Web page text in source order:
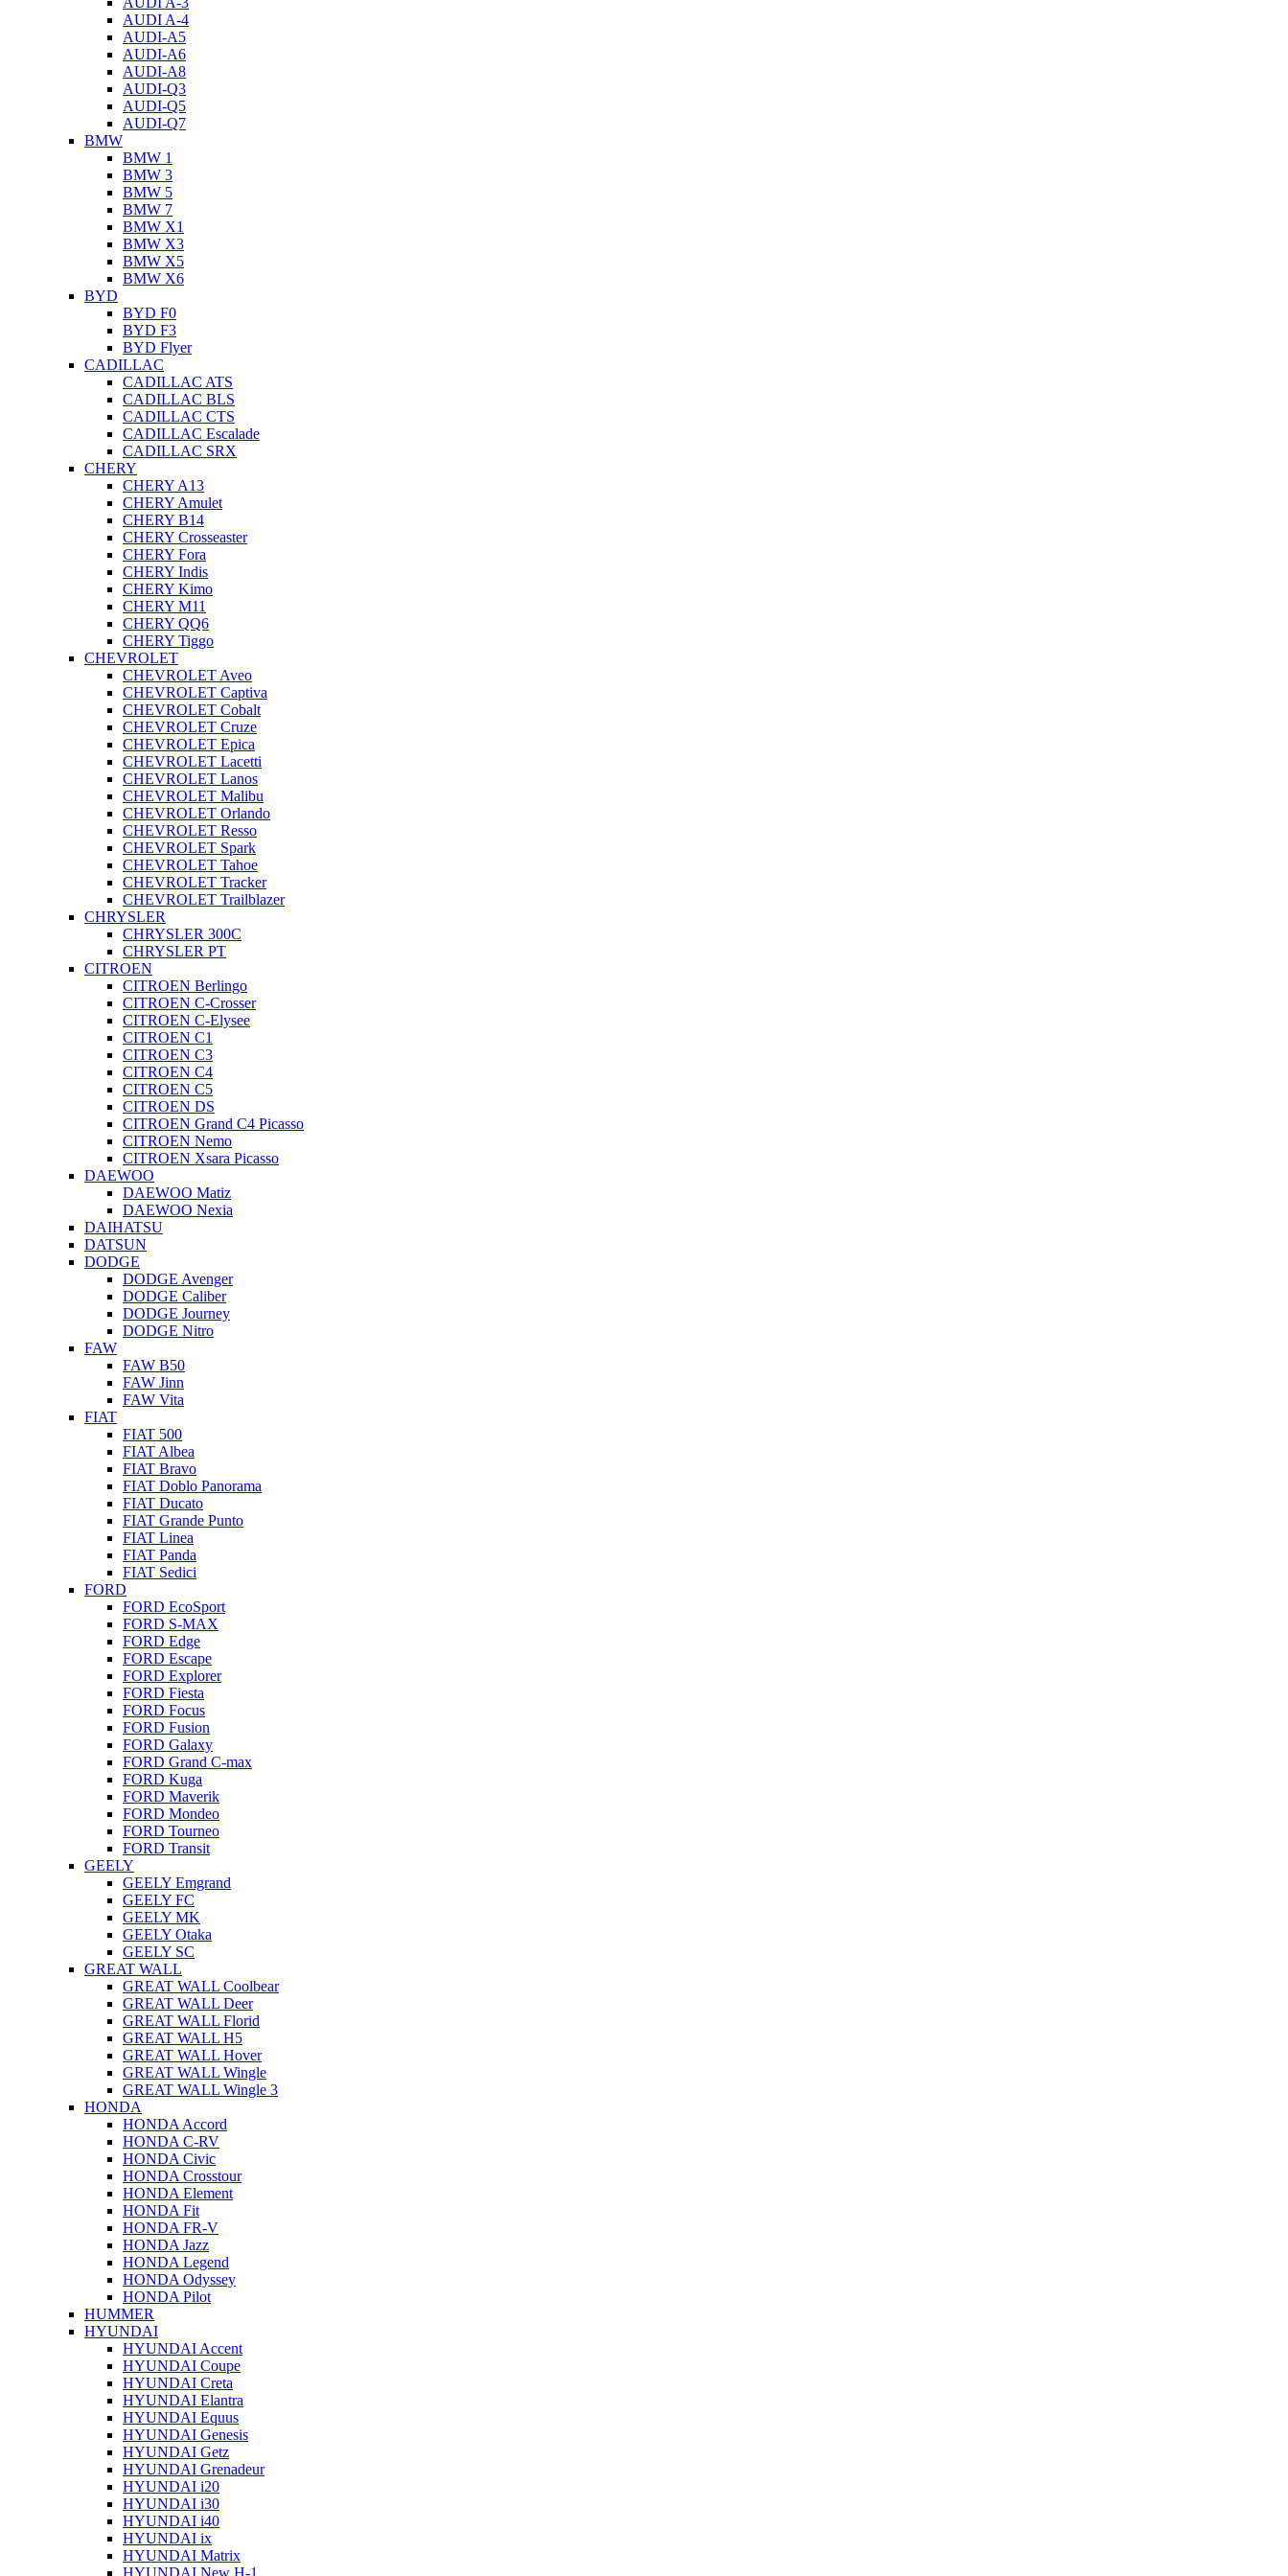
AUDI A-4
AUDI-A5
AUDI-A6
AUDI-A8
AUDI-Q3
AUDI-Q5
AUDI-Q7
BMW
BMW 1
BMW 3
BMW 5
BMW 7
BMW X1
BMW X3
BMW X5
BMW X6
BYD
BYD F0
BYD F3
BYD Flyer
CADILLAC
CADILLAC ATS
CADILLAC BLS
CADILLAC CTS
CADILLAC Escalade
CADILLAC SRX
CHERY
CHERY A13
CHERY Amulet
CHERY B14
CHERY Crosseaster
CHERY Fora
CHERY Indis
CHERY Kimo
CHERY M11
CHERY QQ6
CHERY Tiggo
CHEVROLET
CHEVROLET Aveo
CHEVROLET Captiva
CHEVROLET Cobalt
CHEVROLET Cruze
CHEVROLET Epica
CHEVROLET Lacetti
CHEVROLET Lanos
CHEVROLET Malibu
CHEVROLET Orlando
CHEVROLET Resso
CHEVROLET Spark
CHEVROLET Tahoe
CHEVROLET Tracker
CHEVROLET Trailblazer
CHRYSLER
CHRYSLER 300C
CHRYSLER PT
CITROEN
CITROEN Berlingo
CITROEN C-Crosser
CITROEN C-Elysee
CITROEN C1
CITROEN C3
CITROEN C4
CITROEN C5
CITROEN DS
CITROEN Grand C4 Picasso
CITROEN Nemo
CITROEN Xsara Picasso
DAEWOO
DAEWOO Matiz
DAEWOO Nexia
DAIHATSU
DATSUN
DODGE
DODGE Avenger
DODGE Caliber
DODGE Journey
DODGE Nitro
FAW
FAW B50
FAW Jinn
FAW Vita
FIAT
FIAT 500
FIAT Albea
FIAT Bravo
FIAT Doblo Panorama
FIAT Ducato
FIAT Grande Punto
FIAT Linea
FIAT Panda
FIAT Sedici
FORD
FORD EcoSport
FORD S-MAX
FORD Edge
FORD Escape
FORD Explorer
FORD Fiesta
FORD Focus
FORD Fusion
FORD Galaxy
FORD Grand C-max
FORD Kuga
FORD Maverik
FORD Mondeo
FORD Tourneo
FORD Transit
GEELY
GEELY Emgrand
GEELY FC
GEELY MK
GEELY Otaka
GEELY SC
GREAT WALL
GREAT WALL Coolbear
GREAT WALL Deer
GREAT WALL Florid
GREAT WALL H5
GREAT WALL Hover
GREAT WALL Wingle
GREAT WALL Wingle 3
HONDA
HONDA Accord
HONDA C-RV
HONDA Civic
HONDA Crosstour
HONDA Element
HONDA Fit
HONDA FR-V
HONDA Jazz
HONDA Legend
HONDA Odyssey
HONDA Pilot
HUMMER
HYUNDAI
HYUNDAI Accent
HYUNDAI Coupe
HYUNDAI Creta
HYUNDAI Elantra
HYUNDAI Equus
HYUNDAI Genesis
HYUNDAI Getz
HYUNDAI Grenadeur
HYUNDAI i20
HYUNDAI i30
HYUNDAI i40
HYUNDAI ix
HYUNDAI Matrix
HYUNDAI New H-1